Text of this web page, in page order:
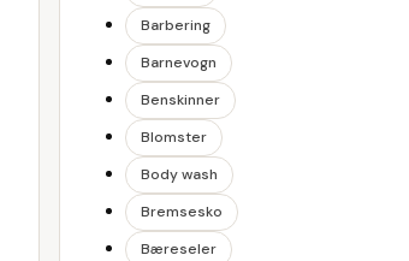
Barbering
Barnevogn
Benskinner
Blomster
Body wash
Bremsesko
Bæreseler